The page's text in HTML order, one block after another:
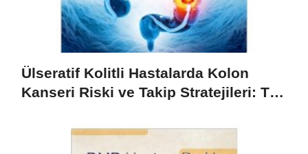
Ülseratif Kolitli Hastalarda Kolon
Kanseri Riski ve Takip Stratejileri: Tek